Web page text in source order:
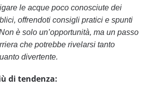
le acque poco conosciute dei
offrendoti consigli pratici e spunti
è solo un’opportunità, ma un passo
che potrebbe rivelarsi tanto
divertente.
di tendenza: